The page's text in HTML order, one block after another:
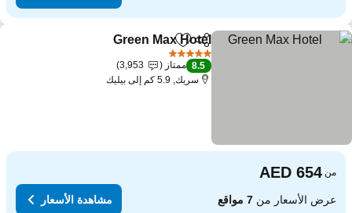
مشاركةAdd to favorites
Green Max Hotel
8.5 ممتاز
3,953
سريك, 5.9 كم إلى بيليك
من
عرض الأسعار من7 مواقع مشاهدة الأسعار